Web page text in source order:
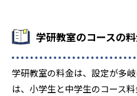
学研教室のコースの
学研教室の料金は、設定が多
は、小学生と中学生のコース